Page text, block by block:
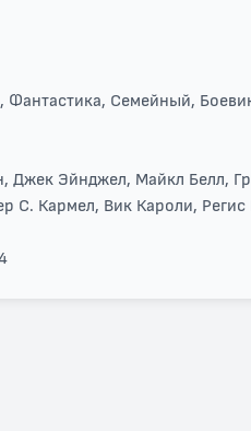
Фантастика, Семейный,
Джек Эйнджел, Майкл Белл,
С. Кармел, Вик Кароли, Регис